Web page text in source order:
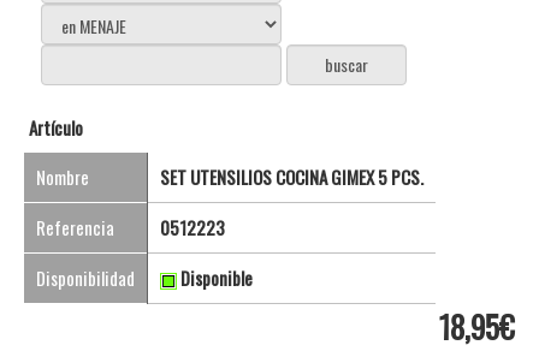
Artículo
Nombre
SET UTENSILIOS COCINA GIMEX 5 PCS.
Referencia
0512223
Disponibilidad
Disponible
18,95€